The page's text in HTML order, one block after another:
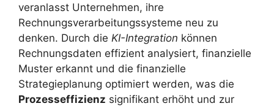
veranlasst Unternehmen, ihre
Rechnungsverarbeitungssysteme neu zu
denken. Durch die KI-Integration können
Rechnungsdaten effizient analysiert, finanzielle
Muster erkannt und die finanzielle
Strategieplanung optimiert werden, was die
Prozesseffizienz signifikant erhöht und zur